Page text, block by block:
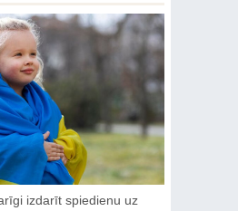
izdarīt spiedienu uz